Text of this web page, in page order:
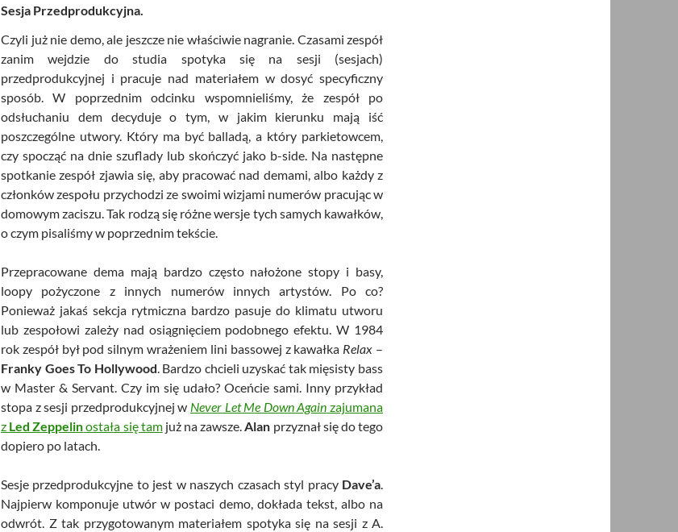
Sesja Przedprodukcyjna.
Czyli już nie demo, ale jeszcze nie właściwie nagranie. Czasami zespół
zanim wejdzie do studia spotyka się na sesji (sesjach)
przedprodukcyjnej i pracuje nad materiałem w dosyć specyficzny
sposób. W poprzednim odcinku wspomnieliśmy, że zespół po
odsłuchaniu dem decyduje o tym, w jakim kierunku mają iść
poszczególne utwory. Który ma być balladą, a który parkietowcem,
czy spocząć na dnie szuflady lub skończyć jako b-side. Na następne
spotkanie zespół zjawia się, aby pracować nad demami, albo każdy z
członków zespołu przychodzi ze swoimi wizjami numerów pracując w
domowym zaciszu. Tak rodzą się różne wersje tych samych kawałków,
o czym pisaliśmy w poprzednim tekście.
Przepracowane dema mają bardzo często nałożone stopy i basy,
loopy pożyczone z innych numerów innych artystów. Po co?
Ponieważ jakaś sekcja rytmiczna bardzo pasuje do klimatu utworu
lub zespołowi zależy nad osiągnięciem podobnego efektu. W 1984
rok zespół był pod silnym wrażeniem lini bassowej z kawałka Relax –
Franky Goes To Hollywood. Bardzo chcieli uzyskać tak mięsisty bass
w Master & Servant. Czy im się udało? Oceńcie sami. Inny przykład
stopa z sesji przedprodukcyjnej w Never Let Me Down Again zajumana
z Led Zeppelinostała się tamjuż na zawsze.Alan przyznał się do tego
dopiero po latach.
Sesje przedprodukcyjne to jest w naszych czasach styl pracy Dave’a.
Najpierw komponuje utwór w postaci demo, dokłada tekst, albo na
odwrót. Z tak przygotowanym materiałem spotyka się na sesji z A.